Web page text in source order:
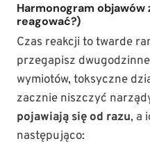
Harmonogram
reagować?)
Czas reakcji to twarde
przegapisz
wymiotów, toksyczne
zacznie niszczyć
pojawiają się od razu, a
następująco: